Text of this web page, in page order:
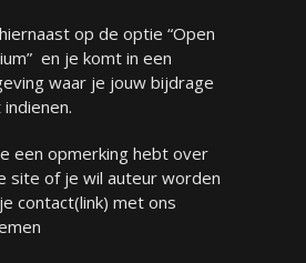
op de optie “Open
en je komt in een
waar je jouw bijdrage
indienen.
een opmerking hebt over
site of je wil auteur worden
contact(link) met ons